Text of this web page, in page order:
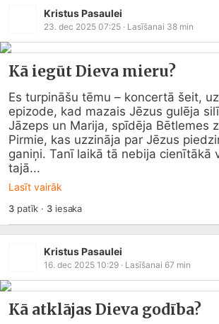
Kristus Pasaulei
23. dec 2025 07:25 · Lasīšanai 38 min
Kā iegūt Dieva mieru?
Es turpināšu tēmu – koncertā šeit,
epizode, kad mazais Jēzus gulēja
Jāzeps un Marija, spīdēja Bētlemes
Pirmie, kas uzzināja par Jēzus
ganiņi. Tanī laikā tā nebija cienītākā
tajā...
Lasīt vairāk
3patīk · 3iesaka
Kristus Pasaulei
16. dec 2025 10:29 · Lasīšanai 67 min
Kā atklājas Dieva godība?